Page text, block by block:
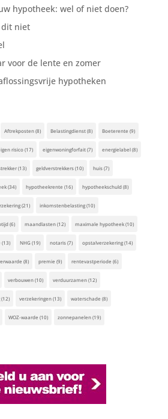
hypotheek: wel of niet doen?
dit niet
voor de lente en zomer
hypotheken
Aftrekposten(8) Belastingdienst(8) Boeterente (9)
risico(17) eigenwoningforfait(7) energielabel(8)
(13) geldverstrekkers(10) huis(7)
(34) hypotheekrente (16) hypotheekschuld(8)
(21) inkomstenbelasting(10)
(6) maandlasten(12) maximale hypotheek(10)
(13) NHG(19) notaris(7) opstalverzekering(14)
(8) premie (9) rentevastperiode (6)
verbouwen(10) verduurzamen(12)
(12) verzekeringen(13) waterschade (8)
WOZ-waarde (10) zonnepanelen(19)